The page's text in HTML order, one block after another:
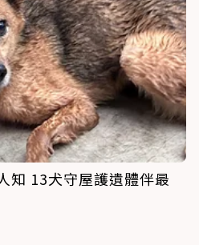
知 13犬守屋護遺體伴最